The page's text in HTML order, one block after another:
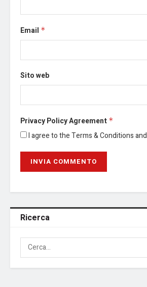
Email *
Sito web
Privacy Policy Agreement *
I agree to the Terms & Conditions and
Ricerca